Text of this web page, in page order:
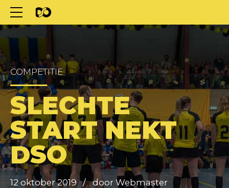
COMPETITIE
SLECHTE
START NEKT
DSO
12 oktober 2019 door Webmaster